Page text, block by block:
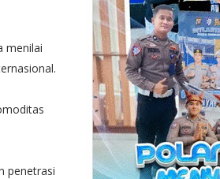
menilai
penetrasi